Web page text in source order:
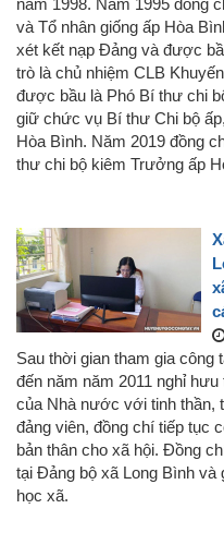
năm 1998. Năm 1995 đồng
và Tổ nhân giống ấp Hòa
xét kết nạp Đảng và được
trò là chủ nhiệm CLB
được bầu là Phó Bí thư chi
giữ chức vụ Bí thư Chi bộ
Hòa Bình. Năm 2019 đồng
thư chi bộ kiêm Trưởng ấp
Sau thời gian tham gia công
đến năm năm 2011 nghỉ
của Nhà nước với tinh thần,
đảng viên, đồng chí tiếp tục
bản thân cho xã hội. Đồng
tại Đảng bộ xã Long Bình
học xã.